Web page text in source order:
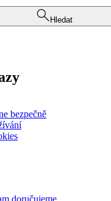
Hledat
bezpečně
doručujeme